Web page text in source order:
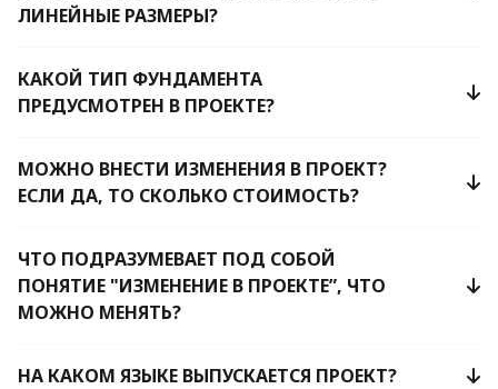
ЛИНЕЙНЫЕ РАЗМЕРЫ?
КАКОЙ ТИП ФУНДАМЕНТА
ПРЕДУСМОТРЕН В ПРОЕКТЕ?
МОЖНО ВНЕСТИ ИЗМЕНЕНИЯ В ПРОЕКТ?
ЕСЛИ ДА, ТО СКОЛЬКО СТОИМОСТЬ?
ЧТО ПОДРАЗУМЕВАЕТ ПОД СОБОЙ
ПОНЯТИЕ "ИЗМЕНЕНИЕ В ПРОЕКТЕ”, ЧТО
МОЖНО МЕНЯТЬ?
НА КАКОМ ЯЗЫКЕ ВЫПУСКАЕТСЯ ПРОЕКТ?